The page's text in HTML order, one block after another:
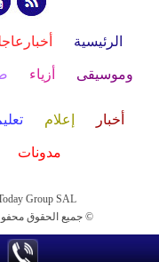
الرئيسية
وموسيقى أزياء
أخبار إعلام
مدونات
Group SAL
جميع الحقوق محفوظة لمجموعة العرب اليوم الاعلامية 2025 ©